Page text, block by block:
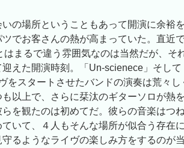
の場所ということもあって開演に余裕
でお客さんの熱が高まっていた。直近
まるで違う雰囲気なのは当然だが、そ
えた開演時刻。「Un-scienece」そして
をスタートさせたバンドの演奏は荒々し
以上で、さらに栞汰のギターソロが熱
を観たのは初めてだ。彼らの音楽はつ
いて、４人もそんな場所が似合う存在
るようなライヴの楽しみ方をするのが